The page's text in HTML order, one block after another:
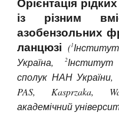
із різним
азобензольних
ланцюзі (1
Україна,2Інститут
сполук НАН
PAS, Kasprzaka,
академічний